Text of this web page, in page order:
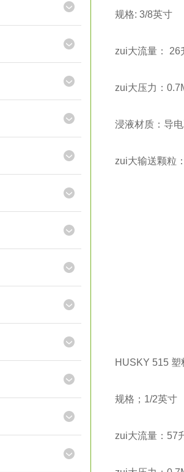
规格: 3/8英寸
zui大流量： 26
zui大压力：
浸液材质：导
zui大输送颗粒
HUSKY 515 塑
规格；1/2英寸
zui大流量：57